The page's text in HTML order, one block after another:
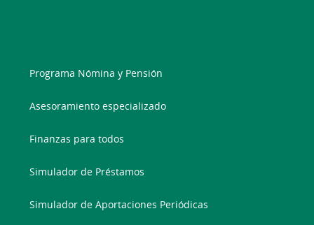
Programa Nómina y Pensión
Asesoramiento especializado
Finanzas para todos
Simulador de Préstamos
Simulador de Aportaciones Periódicas